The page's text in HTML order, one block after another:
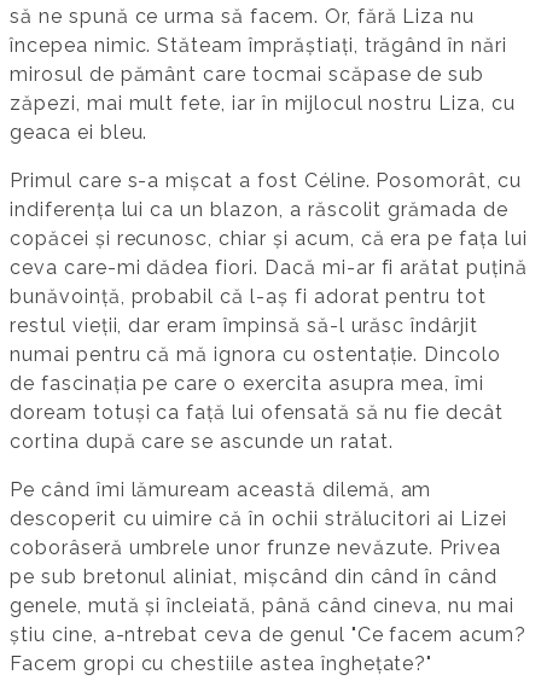
să ne spună ce urma să facem. Or, fără Liza nu
începea nimic. Stăteam împrăștiați, trăgând în nări
mirosul de pământ care tocmai scăpase de sub
zăpezi, mai mult fete, iar în mijlocul nostru Liza, cu
geaca ei bleu.
Primul care s-a mișcat a fost Céline. Posomorât, cu
indiferența lui ca un blazon, a răscolit grămada de
copăcei și recunosc, chiar și acum, că era pe fața lui
ceva care-mi dădea fiori. Dacă mi-ar fi arătat puțină
bunăvoință, probabil că l-aș fi adorat pentru tot
restul vieții, dar eram împinsă să-l urăsc îndârjit
numai pentru că mă ignora cu ostentație. Dincolo
de fascinația pe care o exercita asupra mea, îmi
doream totuși ca față lui ofensată să nu fie decât
cortina după care se ascunde un ratat.
Pe când îmi lămuream această dilemă, am
descoperit cu uimire că în ochii strălucitori ai Lizei
coborâseră umbrele unor frunze nevăzute. Privea
pe sub bretonul aliniat, mișcând din când în când
genele, mută și încleiată, până când cineva, nu mai
știu cine, a-ntrebat ceva de genul "Ce facem acum?
Facem gropi cu chestiile astea înghețate?"